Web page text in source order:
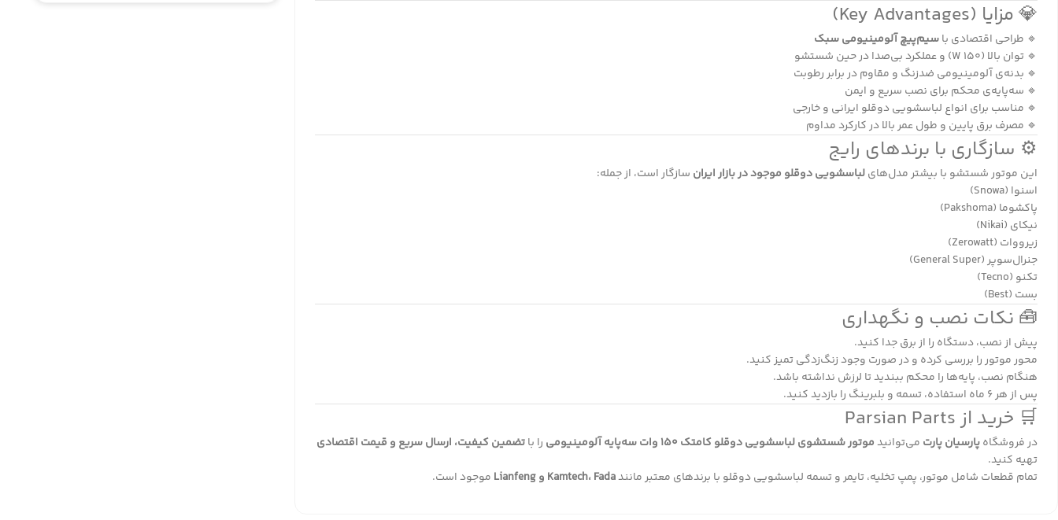
💎 مزایا (Key Advantages)
🔹 طراحی اقتصادی باسیم‌پیچ آلومینیومی سبک
🔹 توان بالا (150 W) و عملکرد بی‌صدا در حین شستشو
🔹 بدنه‌ی آلومینیومی ضدزنگ و مقاوم در برابر رطوبت
🔹 سه‌پایه‌ی محکم برای نصب سریع و ایمن
🔹 مناسب برای انواع لباسشویی دوقلو ایرانی و خارجی
🔹 مصرف برق پایین و طول عمر بالا در کارکرد مداوم
⚙️ سازگاری با برندهای رایج
این موتور شستشو با بیشتر مدل‌هایلباسشویی دوقلو موجود در بازار ایران سازگار است، از جمله:
اسنوا (Snowa)
پاکشوما (Pakshoma)
نیکای (Nikai)
زیرووات (Zerowatt)
جنرال‌سوپر (General Super)
تکنو (Tecno)
بست (Best)
🧰 نکات نصب و نگهداری
پیش از نصب، دستگاه را از برق جدا کنید.
محور موتور را بررسی کرده و در صورت وجود زنگ‌زدگی تمیز کنید.
هنگام نصب، پایه‌ها را محکم ببندید تا لرزش نداشته باشد.
پس از هر ۶ ماه استفاده، تسمه و بلبرینگ را بازدید کنید.
🛒 خرید از Parsian Parts
در فروشگاهپارسیان پارت می‌توانیدموتور شستشوی لباسشویی دوقلو کامتک 150 وات سه‌پایه آلومینیومی را باتضمین کیفیت، ارسال سریع و قیمت اقتصادی
تهیه کنید.
تمام قطعات شامل موتور، پمپ تخلیه، تایمر و تسمه لباسشویی دوقلو با برندهای معتبر مانندKamtech، Fada و Lianfeng موجود است.